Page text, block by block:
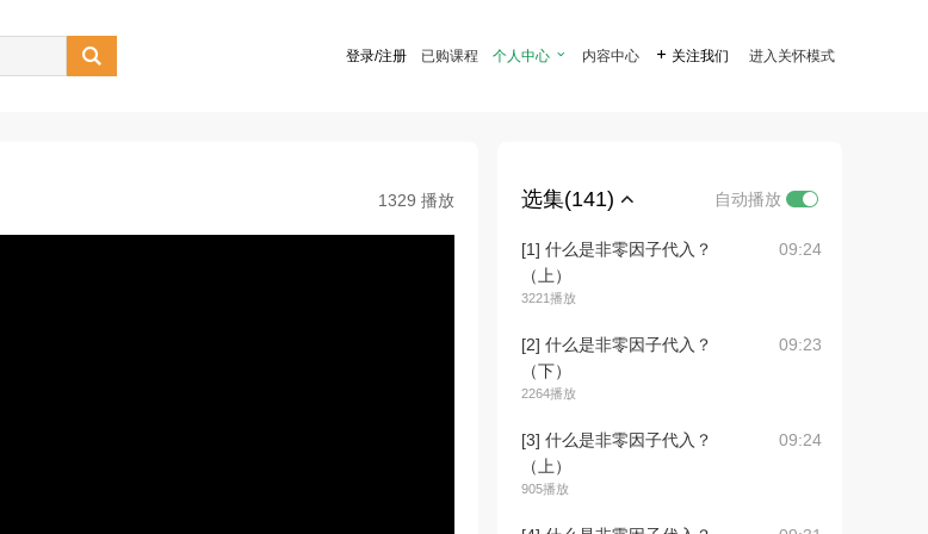
 登录/注册 已购课程 个人中心  内容中心  关注我们 进入关怀模式
1329 播放 选集(141) 自动播放
[1] 什么是非零因子代入？
（上）
3221播放
09:24
[2] 什么是非零因子代入？
（下）
2264播放
09:23
[3] 什么是非零因子代入？
（上）
905播放
09:24